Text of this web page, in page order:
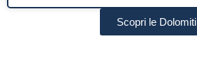
Scopri le Dolomiti